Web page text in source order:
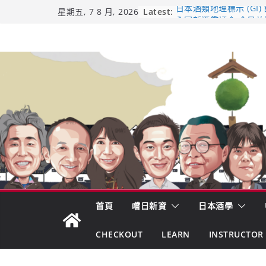
星期五, 7 8 月, 2026 Latest: 日本酒類地理標示 (GI)
【酒業商戰】130年老
市場！梅乃宿上市背後
龜之井酒造：口說上
吟釀的堅持與傳承 ～
首頁 嚐日新資 日本酒學
CHECKOUT LEARN